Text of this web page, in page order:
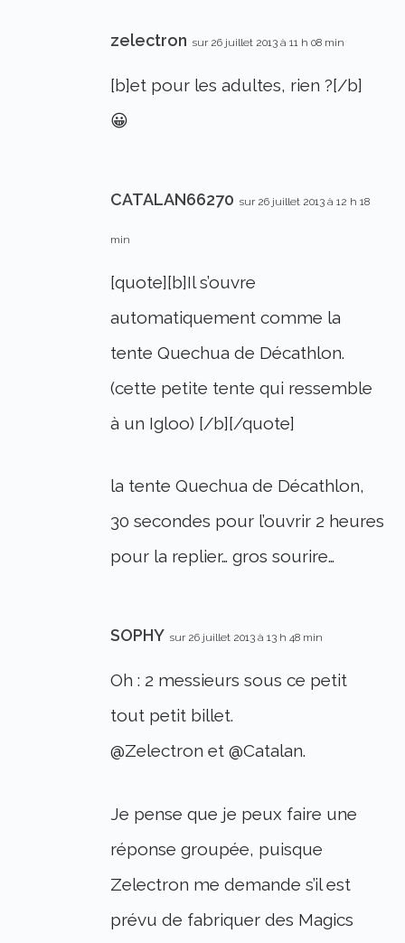
zelectron sur 26 juillet 2013 à 11 h 08 min
[b]et pour les adultes, rien ?[/b]
😀
CATALAN66270 sur 26 juillet 2013 à 12 h 18
min
[quote][b]Il s’ouvre
automatiquement comme la
tente Quechua de Décathlon.
(cette petite tente qui ressemble
à un Igloo) [/b][/quote]
la tente Quechua de Décathlon,
30 secondes pour l’ouvrir 2 heures
pour la replier… gros sourire…
SOPHY sur 26 juillet 2013 à 13 h 48 min
Oh : 2 messieurs sous ce petit
tout petit billet.
@Zelectron et @Catalan.
Je pense que je peux faire une
réponse groupée, puisque
Zelectron me demande s’il est
prévu de fabriquer des Magics